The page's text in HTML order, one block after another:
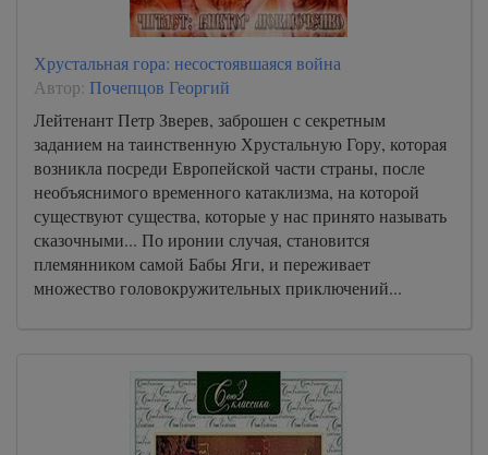
Хрустальная гора: несостоявшаяся война
Автор: Почепцов Георгий
Лейтенант Петр Зверев, заброшен с секретным
заданием на таинственную Хрустальную Гору, которая
возникла посреди Европейской части страны, после
необъяснимого временного катаклизма, на которой
существуют существа, которые у нас принято называть
сказочными... По иронии случая, становится
племянником самой Бабы Яги, и переживает
множество головокружительных приключений...